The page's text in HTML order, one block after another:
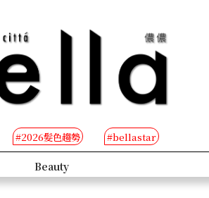
#2026髮色趨勢 #bellastar
Beauty